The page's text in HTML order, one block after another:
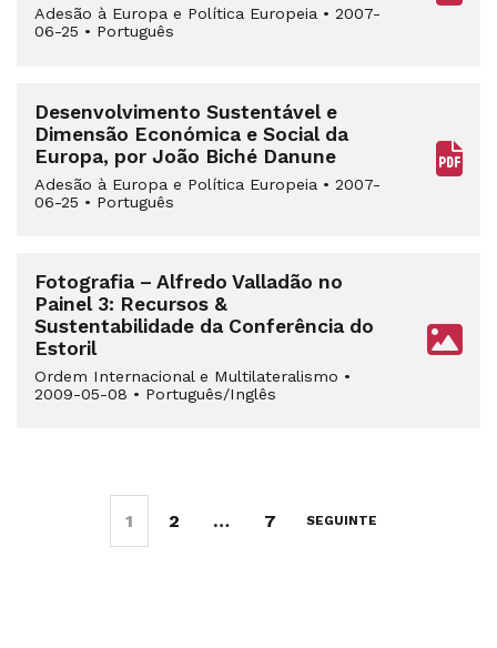
Adesão à Europa e Política Europeia • 2007-
06-25 • Português
Desenvolvimento Sustentável e
Dimensão Económica e Social da
Europa, por João Biché Danune
Adesão à Europa e Política Europeia • 2007-
06-25 • Português
Fotografia – Alfredo Valladão no
Painel 3: Recursos &
Sustentabilidade da Conferência do
Estoril
Ordem Internacional e Multilateralismo •
2009-05-08 • Português/Inglês
1 2 … 7 SEGUINTE